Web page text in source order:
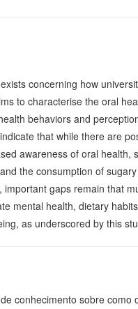
concerning how
to characterise the oral
behaviors and
that while there are
awareness of oral
the consumption of
gaps remain that
mental health, dietary
as underscored by this
conhecimento sobre